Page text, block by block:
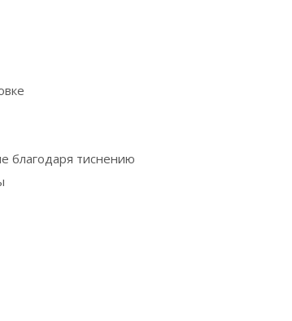
благодаря тиснению